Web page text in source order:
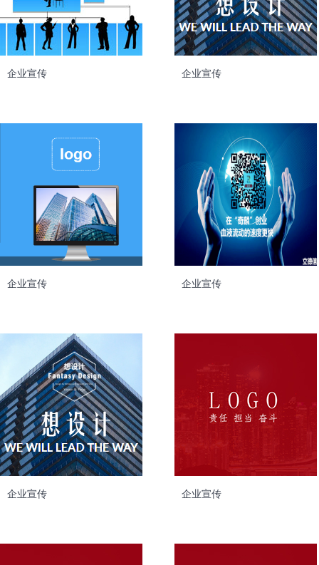
企业宣传 企业宣传
企业宣传 企业宣传
企业宣传 企业宣传